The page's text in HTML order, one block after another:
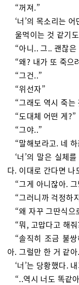
“꺼져.”
‘너’의 목소리는
울먹이는 것 같기
“아니.. 그.. 괜찮은
“왜? 내가 또 죽으
“그건..”
“위선자”
“그래도 역시 죽는
“도대체 어떤 게?”
“그야..”
“말해보라고. 네
‘너’의 말은 실체
다. 이대로 간다면
“그게 아니잖아.
“그러니까 걱정하
“왜 자꾸 그딴식
“뭐, 고맙다고 해
“솔직히 조금 불
아. 그럴만 한 거 같
‘너’는 당황했다.
“..역시 너도 똑같